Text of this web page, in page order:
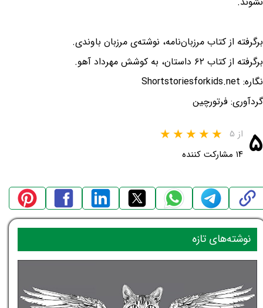
برگرفته از کتاب مرزبان‌نامه، نوشته‌ی مرزبان باوندی.
برگرفته از کتاب ۶۲ داستان، به کوشش مهرداد آهو.
نگاره: Shortstoriesforkids.net
گردآوری: فرتورچین
۵ از ۵
۱۴ مشارکت کننده
نوشته‌های تازه